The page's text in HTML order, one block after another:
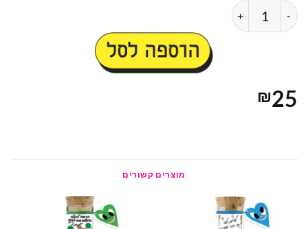
כמות של מבחנת חופש מהילדים
הוספה לסל
₪25
מוצרים קשורים